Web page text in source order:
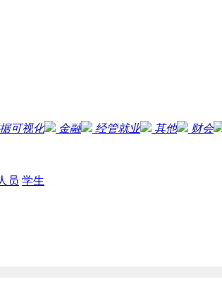
可视化 金融 经管就业 其他 财会
员 学生